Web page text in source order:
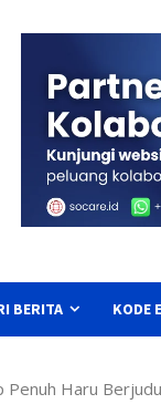
BERITA KODE
Haru